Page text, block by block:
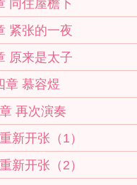
同住屋檐下
紧张的一夜
原来是太子
章 慕容煜
再次演奏
新开张（1）
新开张（2）